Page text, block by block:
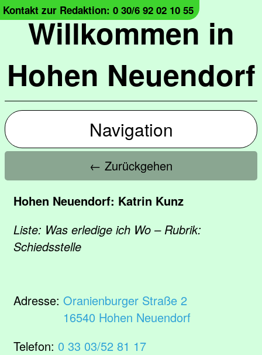
Willkommen in
Hohen Neuendorf
Kontakt zur Redaktion: 0 30/6 92 02 10 55
Navigation
← Zurückgehen
Hohen Neuendorf: Katrin Kunz
Liste: Was erledige ich Wo – Rubrik:
Schiedsstelle
Adresse: Oranienburger Straße 2
16540 Hohen Neuendorf
Telefon: 0 33 03/52 81 17